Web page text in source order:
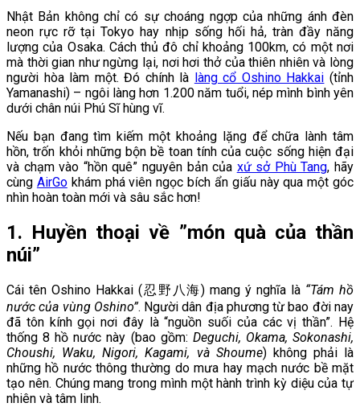
Nhật Bản không chỉ có sự choáng ngợp của những ánh đèn
neon rực rỡ tại Tokyo hay nhịp sống hối hả, tràn đầy năng
lượng của Osaka. Cách thủ đô chỉ khoảng 100km, có một nơi
mà thời gian như ngừng lại, nơi hơi thở của thiên nhiên và lòng
người hòa làm một. Đó chính là làng cổ Oshino Hakkai (tỉnh
Yamanashi) – ngôi làng hơn 1.200 năm tuổi, nép mình bình yên
dưới chân núi Phú Sĩ hùng vĩ.
Nếu bạn đang tìm kiếm một khoảng lặng để chữa lành tâm
hồn, trốn khỏi những bộn bề toan tính của cuộc sống hiện đại
và chạm vào “hồn quê” nguyên bản của xứ sở Phù Tang, hãy
cùng AirGokhám phá viên ngọc bích ẩn giấu này qua một góc
nhìn hoàn toàn mới và sâu sắc hơn!
1. Huyền thoại về ”món quà của thần
núi”
Cái tên Oshino Hakkai (忍野八海) mang ý nghĩa là “Tám hồ
nước của vùng Oshino”. Người dân địa phương từ bao đời nay
đã tôn kính gọi nơi đây là “nguồn suối của các vị thần”. Hệ
thống 8 hồ nước này (bao gồm: Deguchi, Okama, Sokonashi,
Choushi, Waku, Nigori, Kagami, và Shoume) không phải là
những hồ nước thông thường do mưa hay mạch nước bề mặt
tạo nên. Chúng mang trong mình một hành trình kỳ diệu của tự
nhiên và tâm linh.